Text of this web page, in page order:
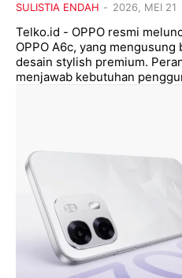
SULISTIA ENDAH - 2026, MEI 21
Telko.id - OPPO resmi
OPPO A6c, yang
desain stylish premium. Perangkat ini hadir untuk
menjawab kebutuhan